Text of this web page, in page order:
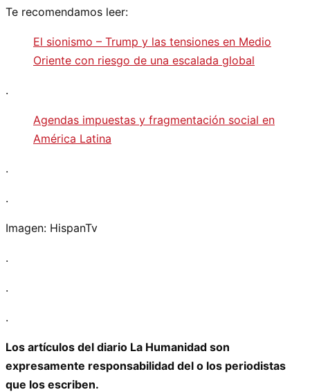
Te recomendamos leer:
El sionismo – Trump y las tensiones en Medio
Oriente con riesgo de una escalada global
.
Agendas impuestas y fragmentación social en
América Latina
.
.
Imagen: HispanTv
.
.
.
Los artículos del diario La Humanidad son
expresamente responsabilidad del o los periodistas
que los escriben.